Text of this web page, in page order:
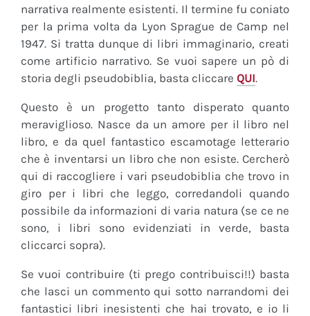
narrativa realmente esistenti. Il termine fu coniato
per la prima volta da Lyon Sprague de Camp nel
1947. Si tratta dunque di libri immaginario, creati
come artificio narrativo. Se vuoi sapere un pò di
storia degli pseudobiblia, basta cliccare QUI.
Questo è un progetto tanto disperato quanto
meraviglioso. Nasce da un amore per il libro nel
libro, e da quel fantastico escamotage letterario
che è inventarsi un libro che non esiste. Cercherò
qui di raccogliere i vari pseudobiblia che trovo in
giro per i libri che leggo, corredandoli quando
possibile da informazioni di varia natura (se ce ne
sono, i libri sono evidenziati in verde, basta
cliccarci sopra).
Se vuoi contribuire (ti prego contribuisci!!) basta
che lasci un commento qui sotto narrandomi dei
fantastici libri inesistenti che hai trovato, e io li